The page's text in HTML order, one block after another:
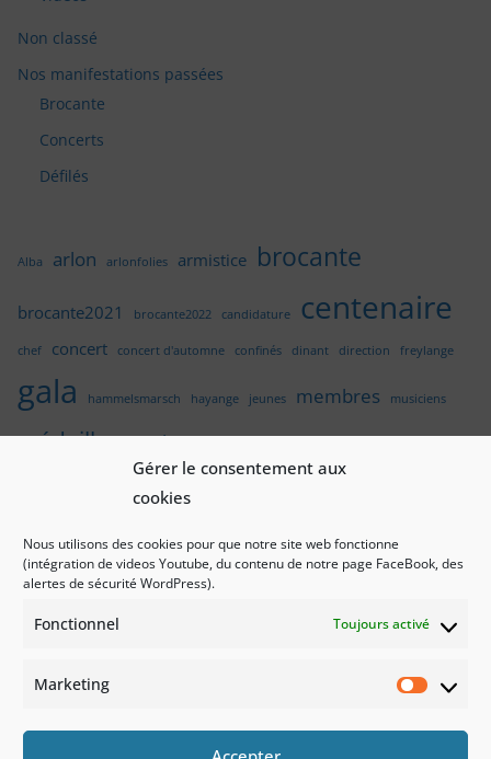
Gérer le consentement aux
cookies
Nous utilisons des cookies pour que notre site web fonctionne
(intégration de videos Youtube, du contenu de notre page FaceBook, des
alertes de sécurité WordPress).
Fonctionnel Toujours activé
Marketing
Non classé
Nos manifestations passées
Brocante
Concerts
Défilés
Alba arlon arlonfolies armistice brocante
brocante2021 brocante2022 candidature centenaire
chef concert concert d'automne confinés dinant direction freylange
gala hammelsmarsch hayange jeunes membres musiciens
médailles noel photos
rénovation sainte-cécile
stage éveil musical Stock'Up Orchestra stockem
voyage vœux